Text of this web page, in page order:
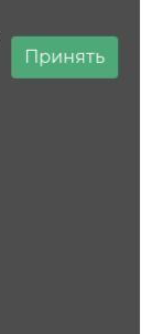
Принять